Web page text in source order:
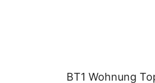
BT1 Wohnung